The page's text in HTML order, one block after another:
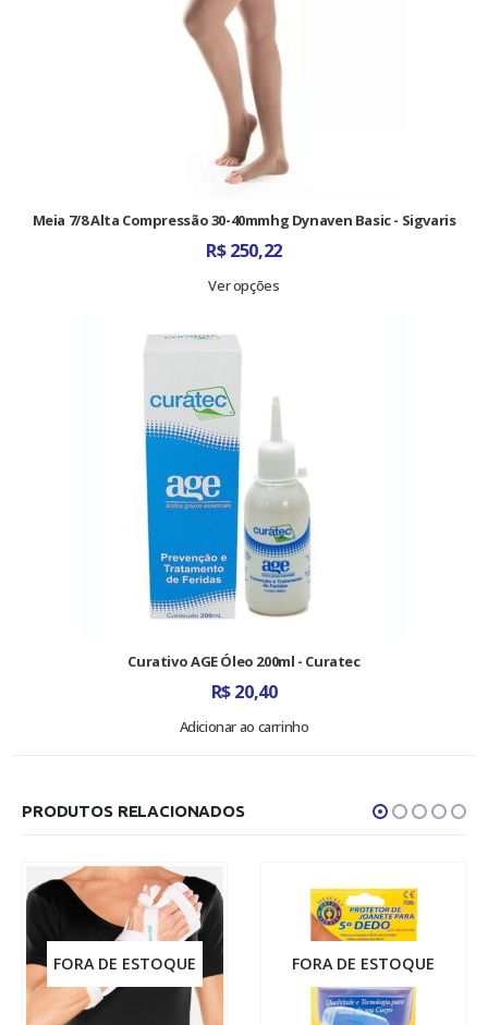
Meia 7/8 Alta Compressão 30-40mmhg Dynaven Basic - Sigvaris
R$250,22
Ver opções
Curativo AGE Óleo 200ml - Curatec
R$20,40
Adicionar ao carrinho
PRODUTOS RELACIONADOS
FORA DE ESTOQUE FORA DE ESTOQUE